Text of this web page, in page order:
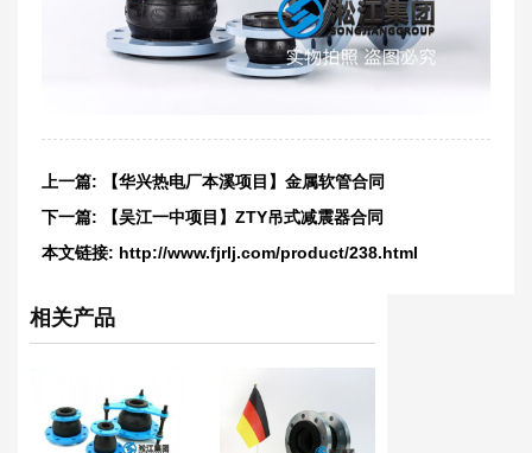
上一篇:
【华兴热电厂本溪项目】金属软管合同
下一篇:
【吴江一中项目】ZTY吊式减震器合同
本文链接: http://www.fjrlj.com/product/238.html
相关产品